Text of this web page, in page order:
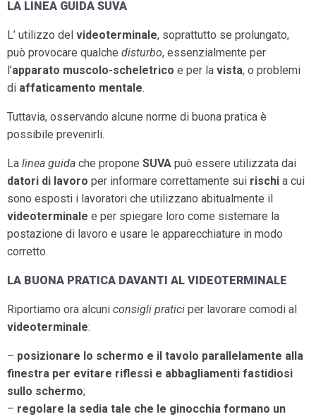
LA LINEA GUIDA SUVA
L’ utilizzo del videoterminale, soprattutto se prolungato,
può provocare qualche disturbo, essenzialmente per
l’apparato muscolo-scheletrico e per la vista, o problemi
di affaticamento mentale.
Tuttavia, osservando alcune norme di buona pratica è
possibile prevenirli.
La linea guida che propone SUVA può essere utilizzata dai
datori di lavoro per informare correttamente sui rischi a cui
sono esposti i lavoratori che utilizzano abitualmente il
videoterminale e per spiegare loro come sistemare la
postazione di lavoro e usare le apparecchiature in modo
corretto.
LA BUONA PRATICA DAVANTI AL VIDEOTERMINALE
Riportiamo ora alcuni consigli pratici per lavorare comodi al
videoterminale:
– posizionare lo schermo e il tavolo parallelamente alla
finestra per evitare riflessi e abbagliamenti fastidiosi
sullo schermo;
– regolare la sedia tale che le ginocchia formano un